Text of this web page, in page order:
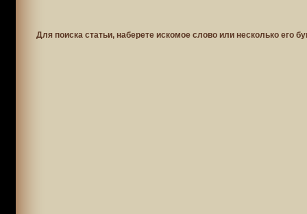
Для поиска статьи, наберете искомое слово или несколько его